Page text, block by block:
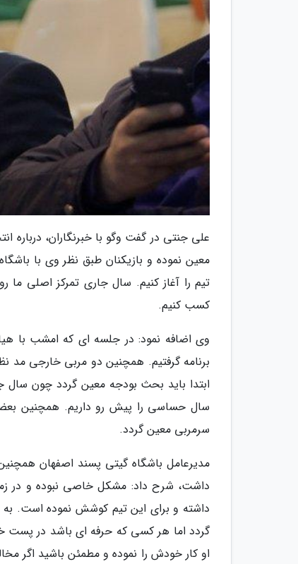
علی جنتی در گفت وگو با خبرنگاران، درباره
معین نموده و بازیکنان طبق نظر وی با
تیم را آغاز کنیم. سال جاری تمرکز اصلی ما
کسب کنیم.
وی اضافه نمود: در جلسه ای که امشب با
برنامه گرفتیم. همچنین دو مربی خارجی مد
ابتدا باید بحث بودجه معین گردد چون
سال حساسی را پیش رو داریم. همچنین بعضی
سرمربی معین گردد.
مدیرعامل باشگاه گیتی پسند اصفهان
داشت، شرح داد: مشکل خاصی نبوده و در
داشته و برای این تیم کوشش نموده است.
گردد اما هر کسی که حرفه ای باشد در پست
او کار خودش را نموده و مطمئن باشید اگر